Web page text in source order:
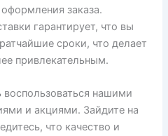
заказа.
гарантирует, что вы
сроки, что делает
привлекательным.
нашими
и акциями. Зайдите на
что качество и